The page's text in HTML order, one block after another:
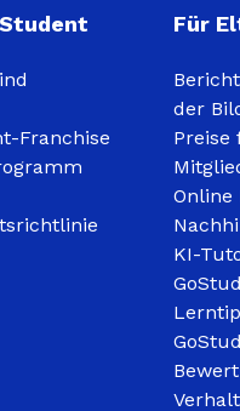
Franchise
Für
der
Preise
Online
KI-